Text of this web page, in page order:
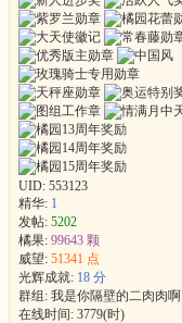
UID: 553123
精华: 1
发帖: 5202
橘果: 99643 颗
威望: 51341 点
光辉成就: 18 分
群组: 我是你隔壁的二肉肉啊
在线时间: 3779(时)